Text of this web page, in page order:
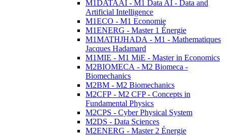
M1DATAAI - M1 Data AI - Data and
Artificial Intelligence
M1ECO - M1 Economie
M1ENERG - Master 1 Énergie
M1MATHJHADA - M1 - Mathematiques
Jacques Hadamard
M1MIE - M1 MiE - Master in Economics
M2BIOMECA - M2 Biomeca -
Biomechanics
M2BM - M2 Biomechanics
M2CFP - M2 CFP - Concepts in
Fundamental Physics
M2CPS - Cyber Physical System
M2DS - Data Sciences
M2ENERG - Master 2 Énergie